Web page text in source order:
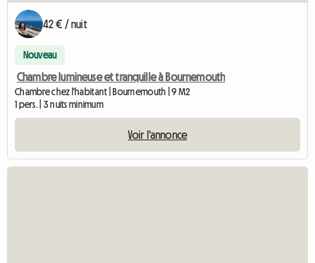
42 € / nuit
Nouveau
Chambre lumineuse et tranquille à Bournemouth
Chambre chez l'habitant | Bournemouth | 9 M2
1 pers. | 3 nuits minimum
Voir l'annonce